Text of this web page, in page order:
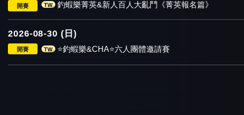
開賽 TW 釣蝦樂菁英&新人百人大亂鬥《菁英報名篇》
2026-08-30 (日)
開賽 TW ⭐️釣蝦樂&CHA⭐️六人團體邀請賽